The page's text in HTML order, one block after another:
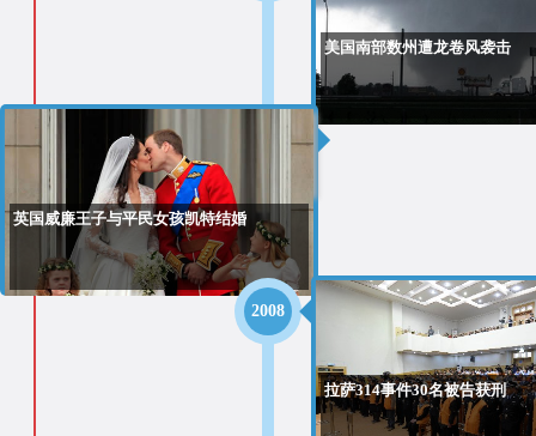
美国南部数州遭龙卷风袭击
英国威廉王子与平民女孩凯特结婚
2008
拉萨314事件30名被告获刑